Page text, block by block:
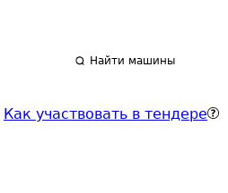
Найти машины
Как участвовать в тендере